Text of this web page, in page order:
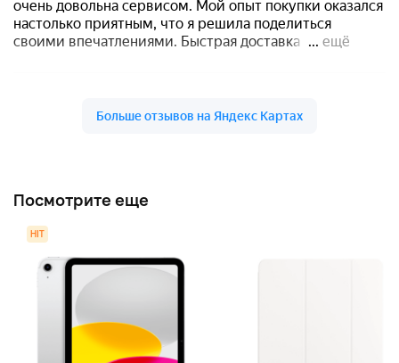
Посмотрите еще
HIT